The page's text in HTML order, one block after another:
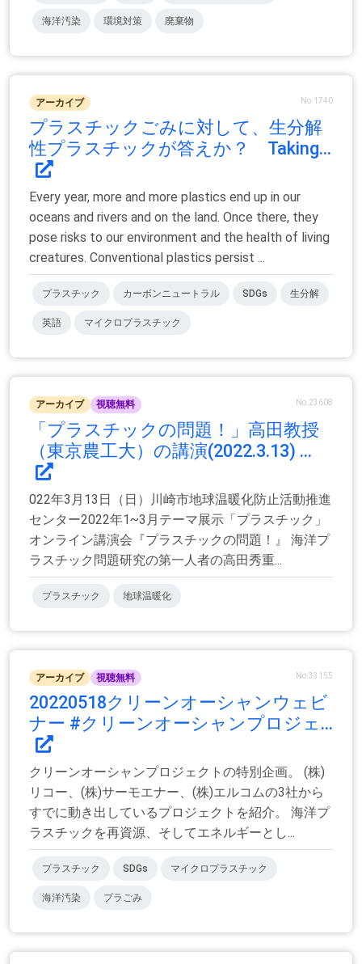
海洋汚染 環境対策 廃棄物
アーカイブ No.1740
プラスチックごみに対して、生分解
性プラスチックが答えか？ Taking...
Every year, more and more plastics end up in our
oceans and rivers and on the land. Once there, they
pose risks to our environment and the health of living
creatures. Conventional plastics persist ...
プラスチック カーボンニュートラル SDGs 生分解
英語 マイクロプラスチック
アーカイブ 視聴無料 No.23608
「プラスチックの問題！」高田教授
（東京農工大）の講演(2022.3.13) ...
022年3月13日（日）川崎市地球温暖化防止活動推進
センター2022年1~3月テーマ展示「プラスチック」
オンライン講演会『プラスチックの問題！』 海洋プ
ラスチック問題研究の第一人者の高田秀重...
プラスチック 地球温暖化
アーカイブ 視聴無料 No.33155
20220518クリーンオーシャンウェビ
ナー #クリーンオーシャンプロジェ...
クリーンオーシャンプロジェクトの特別企画。 (株)
リコー、(株)サーモエナー、(株)エルコムの3社から
すでに動き出しているプロジェクトを紹介。 海洋プ
ラスチックを再資源、そしてエネルギーとし...
プラスチック SDGs マイクロプラスチック
海洋汚染 プラごみ